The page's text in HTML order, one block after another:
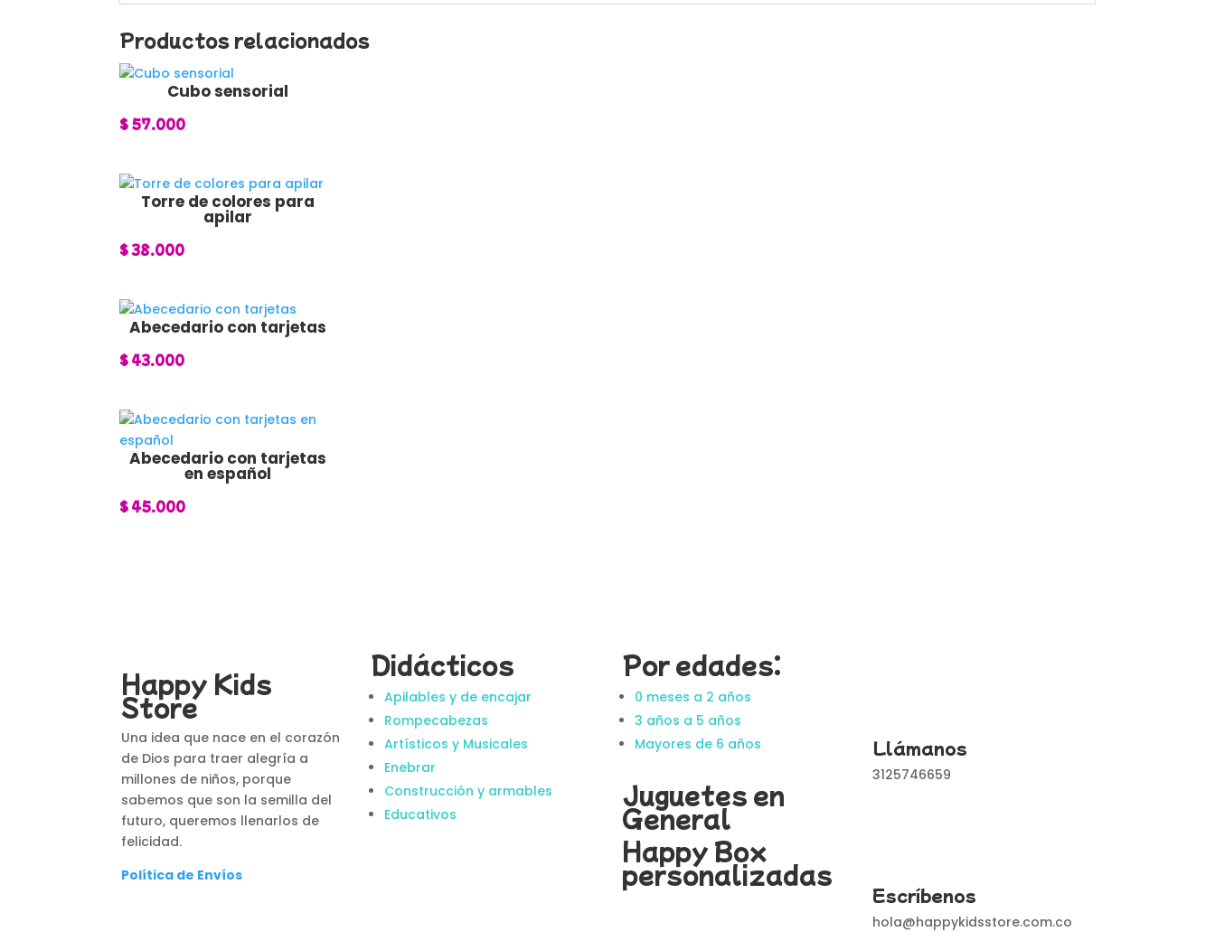
Productos relacionados
Cubo sensorial
$ 57.000
Torre de colores para
apilar
$38.000
Abecedario con tarjetas
$ 43.000
Abecedario con tarjetas
en español
$ 45.000
Happy Kids
Store
Una idea que nace en el corazón
de Dios para traer alegría a
millones de niños, porque
sabemos que son la semilla del
futuro, queremos llenarlos de
felicidad.
Política de Envíos
Didácticos
Apilables y de encajar
Rompecabezas
Artísticos y Musicales
Enebrar
Construcción y armables
Educativos
Por edades:
0 meses a 2 años
3 años a 5 años
Mayores de 6 años
Juguetes en
General
Happy Box
personalizadas
Llámanos
3125746659
Escríbenos
hola@happykidsstore.com.co